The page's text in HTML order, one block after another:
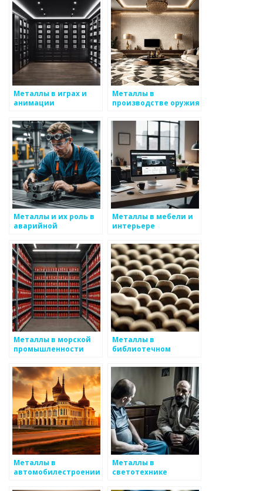
Металлы в играх и
анимации
Металлы в
производстве оружия
Металлы и их роль в
аварийной
Металлы в мебели и
интерьере
Металлы в морской
промышленности
Металлы в
библиотечном
Металлы в
автомобилестроении
Металлы в
светотехнике